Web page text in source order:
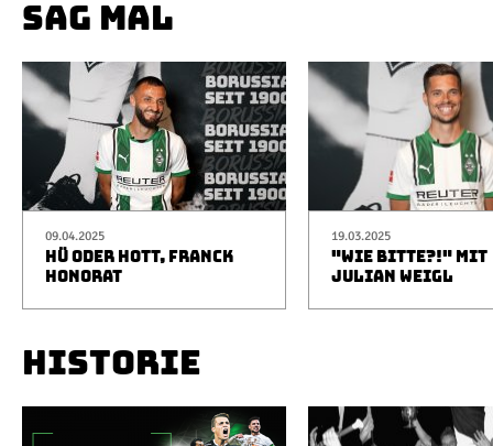
SAG MAL
09.04.2025
HÜ ODER HOTT, FRANCK
HONORAT
19.03.2025
"WIE BITTE?!" MIT
JULIAN WEIGL
HISTORIE